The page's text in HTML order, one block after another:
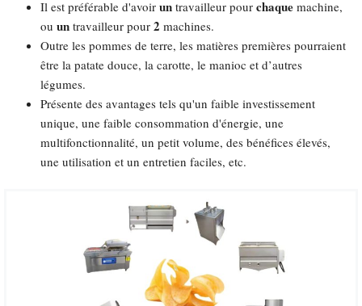
Il est préférable d'avoir un travailleur pour chaque machine,
ou un travailleur pour 2 machines.
Outre les pommes de terre, les matières premières pourraient
être la patate douce, la carotte, le manioc et d’autres
légumes.
Présente des avantages tels qu'un faible investissement
unique, une faible consommation d'énergie, une
multifonctionnalité, un petit volume, des bénéfices élevés,
une utilisation et un entretien faciles, etc.